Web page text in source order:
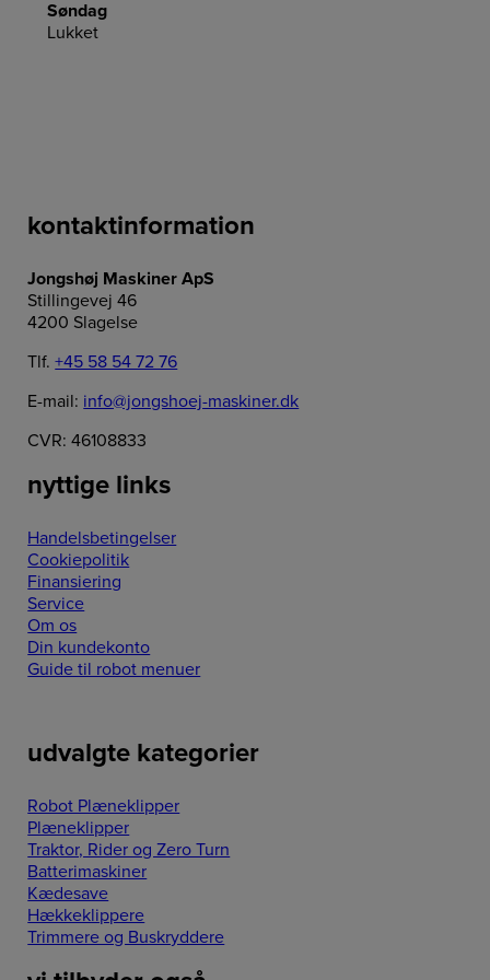
Søndag
Lukket
kontaktinformation
Jongshøj Maskiner ApS
Stillingevej 46
4200 Slagelse
Tlf.+45 58 54 72 76
E-mail: info@jongshoej-maskiner.dk
CVR: 46108833
nyttige links
Handelsbetingelser
Cookiepolitik
Finansiering
Service
Om os
Din kundekonto
Guide til robot menuer
udvalgte kategorier
Robot Plæneklipper
Plæneklipper
Traktor, Rider og Zero Turn
Batterimaskiner
Kædesave
Hækkeklippere
Trimmere og Buskryddere